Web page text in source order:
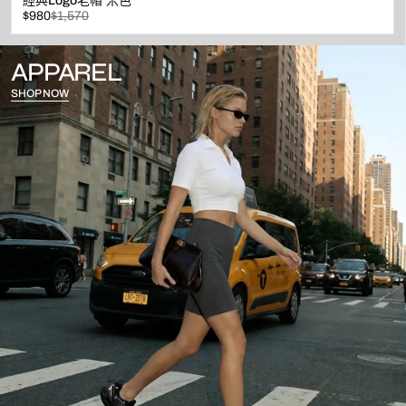
已
折
扣
$980
原
價
$1,570
APPAREL
SHOP NOW